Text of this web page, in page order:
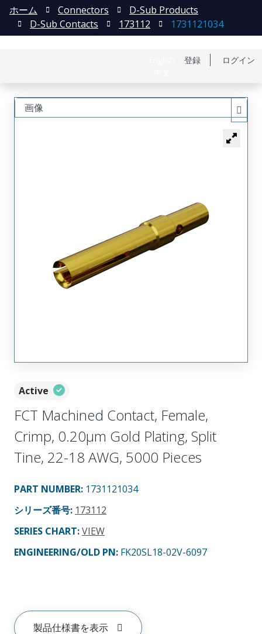
登録 ログイン
ホーム Connectors
D-Sub Products
D-Sub Contacts
173112 1731121034
Active
FCT Machined Contact, Female,
Crimp, 0.20µm Gold Plating, Split
Tine, 22-18 AWG, 5000 Pieces
PART NUMBER: 1731121034
シリーズ番号: 173112
SERIES CHART:VIEW
ENGINEERING/OLD PN: FK20SL18-02V-6097
製品仕様書を表示
画像